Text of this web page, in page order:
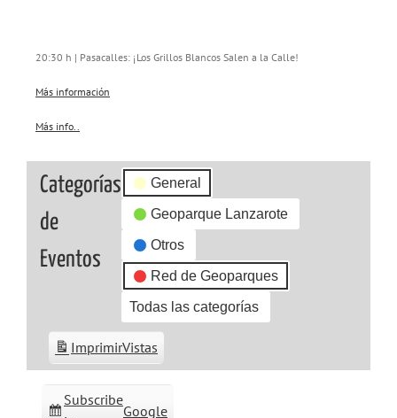
20:30 h | Pasacalles: ¡Los Grillos Blancos Salen a la Calle!
Más información
Más info..
Categorías
de
Eventos
General
Geoparque Lanzarote
Otros
Red de Geoparques
Todas las categorías
Subscribe
Google
ImprimirVistas